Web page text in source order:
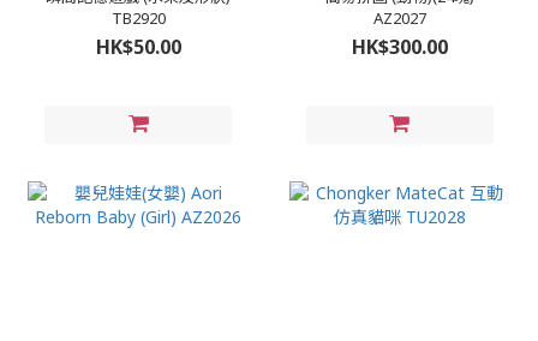
TB2920
HK$50.00
AZ2027
HK$300.00